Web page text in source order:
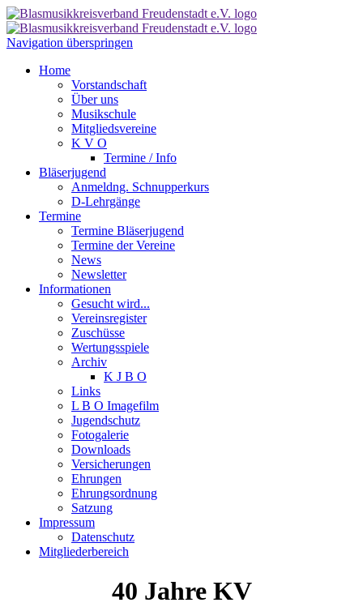
Navigation überspringen
Home
Vorstandschaft
Über uns
Musikschule
Mitgliedsvereine
K V O
Termine / Info
Bläserjugend
Anmeldng. Schnupperkurs
D-Lehrgänge
Termine
Termine Bläserjugend
Termine der Vereine
News
Newsletter
Informationen
Gesucht wird...
Vereinsregister
Zuschüsse
Wertungsspiele
Archiv
K J B O
Links
L B O Imagefilm
Jugendschutz
Fotogalerie
Downloads
Versicherungen
Ehrungen
Ehrungsordnung
Satzung
Impressum
Datenschutz
Mitgliederbereich
40 Jahre KV